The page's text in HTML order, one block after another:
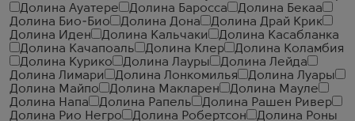
Долина Ауатере
Долина Баросса
Долина Бекаа
Долина Био-Био
Долина Дона
Долина Драй Крик
Долина Иден
Долина Кальчаки
Долина Касабланка
Долина Качапоаль
Долина Клер
Долина Коламбия
Долина Курико
Долина Лауры
Долина Лейда
Долина Лимари
Долина Лонкомилья
Долина Луары
Долина Майпо
Долина Макларен
Долина Мауле
Долина Напа
Долина Рапель
Долина Рашен Ривер
Долина Рио Негро
Долина Робертсон
Долина Роны